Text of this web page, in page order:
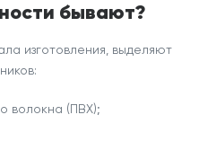
бывают?
изготовления, выделяют
:
волокна (ПВХ);